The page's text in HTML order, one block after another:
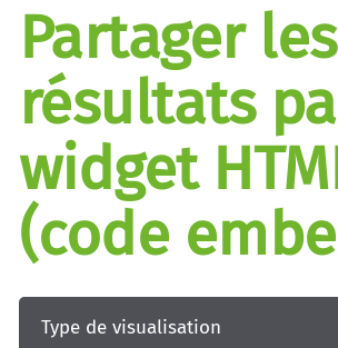
Partager les
résultats
widget
(code
Type de visualisation